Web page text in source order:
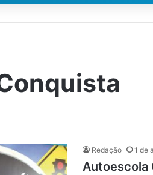
Redação 1 de
Autoescola